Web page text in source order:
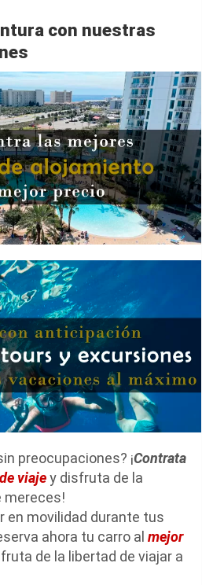
con nuestras
preocupaciones? ¡Contrata
viajey disfruta de la
mereces!
en movilidad durante tus
ahora tu carro al mejor
de la libertad de viajar a